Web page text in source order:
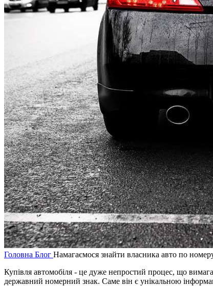
Головна Блог Намагаємося знайти власника авто по
Купівля автомобіля - це дуже непростий процес, що
державний номерний знак. Саме він є унікальною